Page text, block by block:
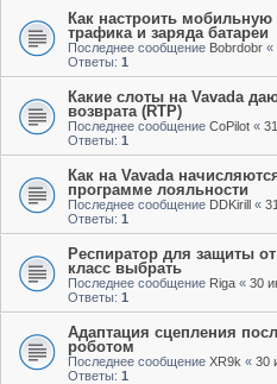
Как настроить
трафика и заряда батареи
Последнее сообщение Bobrdobr «
Ответы: 1
Какие слоты на Vavada
возврата (RTP)
Последнее сообщение CoPilot «
Ответы: 1
Как на Vavada
программе лояльности
Последнее сообщение DDKirill «
Ответы: 1
Респиратор для защиты
класс выбрать
Последнее сообщение Riga « 30
Ответы: 1
Адаптация сцепления
роботом
Последнее сообщение XR9k « 30
Ответы: 1